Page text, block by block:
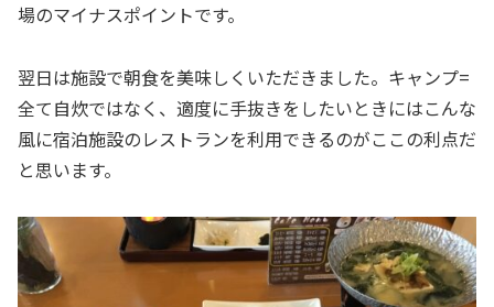
場のマイナスポイントです。
翌日は施設で朝食を美味しくいただきました。キャンプ=
全て自炊ではなく、適度に手抜きをしたいときにはこんな
風に宿泊施設のレストランを利用できるのがここの利点だ
と思います。